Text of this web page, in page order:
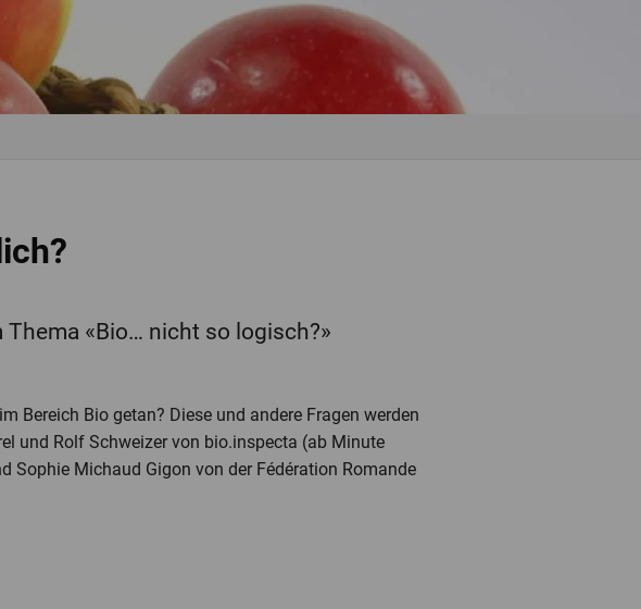
Thema «Bio… nicht so logisch?»
Bereich Bio getan? Diese und andere Fragen werden
und Rolf Schweizer von bio.inspecta (ab Minute
Sophie Michaud Gigon von der Fédération Romande